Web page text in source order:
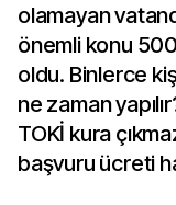
olamayan
önemli konu
oldu. Binlerce
ne zaman
TOKİ kura
başvuru ücreti